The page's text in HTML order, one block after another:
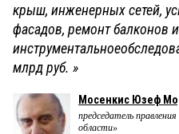
крыш, инженерных сетей,
фасадов, ремонт балконов
млрд руб. »
Мосенкис Юзеф
председатель
области»